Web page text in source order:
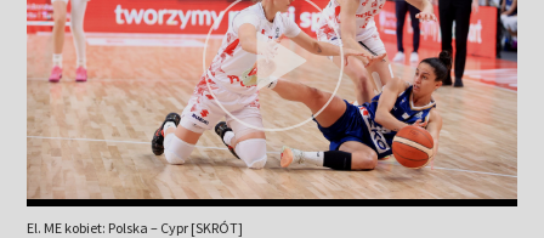
El. ME kobiet: Polska – Cypr [SKRÓT]